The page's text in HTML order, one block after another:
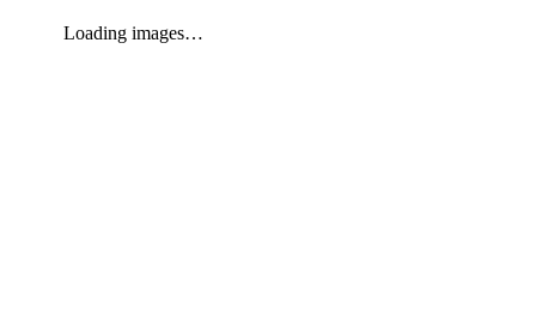
Loading images…